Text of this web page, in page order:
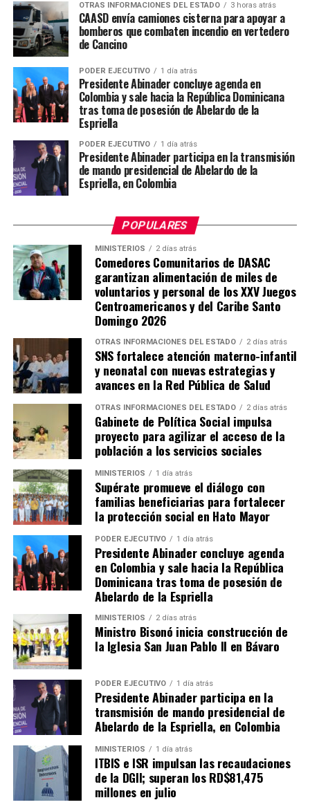
OTRAS INFORMACIONES DEL ESTADO 3 horas atrás
CAASD envía camiones cisterna para apoyar a
bomberos que combaten incendio en vertedero
de Cancino
PODER EJECUTIVO 1 día atrás
Presidente Abinader concluye agenda en
Colombia y sale hacia la República Dominicana
tras toma de posesión de Abelardo de la
Espriella
PODER EJECUTIVO 1 día atrás
Presidente Abinader participa en la transmisión
de mando presidencial de Abelardo de la
Espriella, en Colombia
POPULARES
MINISTERIOS 2 días atrás
Comedores Comunitarios de DASAC
garantizan alimentación de miles de
voluntarios y personal de los XXV Juegos
Centroamericanos y del Caribe Santo
Domingo 2026
OTRAS INFORMACIONES DEL ESTADO 2 días atrás
SNS fortalece atención materno-infantil
y neonatal con nuevas estrategias y
avances en la Red Pública de Salud
OTRAS INFORMACIONES DEL ESTADO 2 días atrás
Gabinete de Política Social impulsa
proyecto para agilizar el acceso de la
población a los servicios sociales
MINISTERIOS 1 día atrás
Supérate promueve el diálogo con
familias beneficiarias para fortalecer
la protección social en Hato Mayor
PODER EJECUTIVO 1 día atrás
Presidente Abinader concluye agenda
en Colombia y sale hacia la República
Dominicana tras toma de posesión de
Abelardo de la Espriella
MINISTERIOS 2 días atrás
Ministro Bisonó inicia construcción de
la Iglesia San Juan Pablo II en Bávaro
PODER EJECUTIVO 1 día atrás
Presidente Abinader participa en la
transmisión de mando presidencial de
Abelardo de la Espriella, en Colombia
MINISTERIOS 1 día atrás
ITBIS e ISR impulsan las recaudaciones
de la DGII; superan los RD$81,475
millones en julio